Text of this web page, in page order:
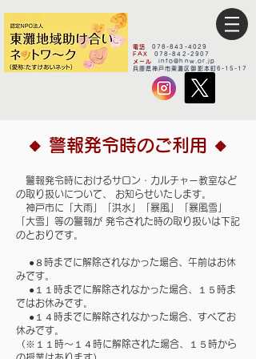
電話
078-843-4029
FAX
078-842-2907
メール
info@hnw.or.jp
​兵庫県神戸市東灘区御影本町6-15-17
🔸 警報発令時のご利用 🔸
警報発令時におけるサロン・カルチャー教室など
の取り扱いについて、 お知らせいたします。
神戸市に「大雨」「洪水」「暴風」「暴風雪」
「大雪」等の警報が 発令された時の取り扱いは下記
のとおりです。
●８時までに解除されなかった場合、午前はお休
みです。
●１１時までに解除されなかった場合、１５時ま
ではお休みです。
●１４時までに解除されなかった場合、すべてお
休みです。
（※１１時～１４時に解除された場合、１５時から